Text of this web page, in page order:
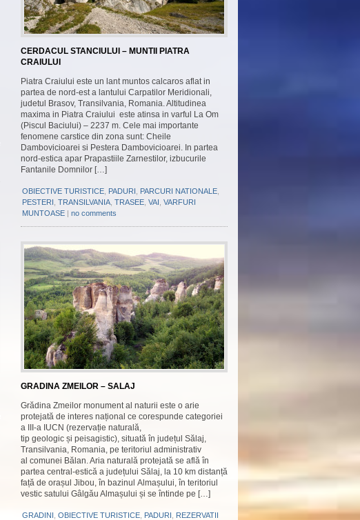
CERDACUL STANCIULUI – MUNTII PIATRA
CRAIULUI
Piatra Craiului este un lant muntos calcaros aflat in
partea de nord-est a lantului Carpatilor Meridionali,
judetul Brasov, Transilvania, Romania. Altitudinea
maxima in Piatra Craiului este atinsa in varful La Om
(Piscul Baciului) – 2237 m. Cele mai importante
fenomene carstice din zona sunt: Cheile
Dambovicioarei si Pestera Dambovicioarei. In partea
nord-estica apar Prapastiile Zarnestilor, izbucurile
Fantanile Domnilor […]
OBIECTIVE TURISTICE PADURI PARCURI NATIONALE
PESTERI TRANSILVANIA TRASEE VAI VARFURI
MUNTOASE | no comments
GRADINA ZMEILOR – SALAJ
Grădina Zmeilor monument al naturii este o arie
protejată de interes național ce corespunde categoriei
a III-a IUCN (rezervație naturală,
tip geologic și peisagistic), situată în județul Sălaj,
Transilvania, Romania, pe teritoriul administrativ
al comunei Bălan. Aria naturală protejată se află în
partea central-estică a județului Sălaj, la 10 km distanță
față de orașul Jibou, în bazinul Almașului, în teritoriul
vestic satului Gâlgău Almașului și se întinde pe […]
GRADINI OBIECTIVE TURISTICE PADURI
REZERVATII